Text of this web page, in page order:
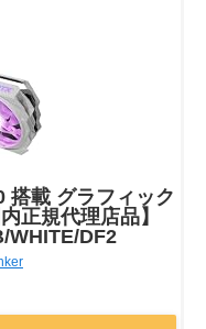
搭載 グラフィック
正規代理店品】
WHITE/DF2